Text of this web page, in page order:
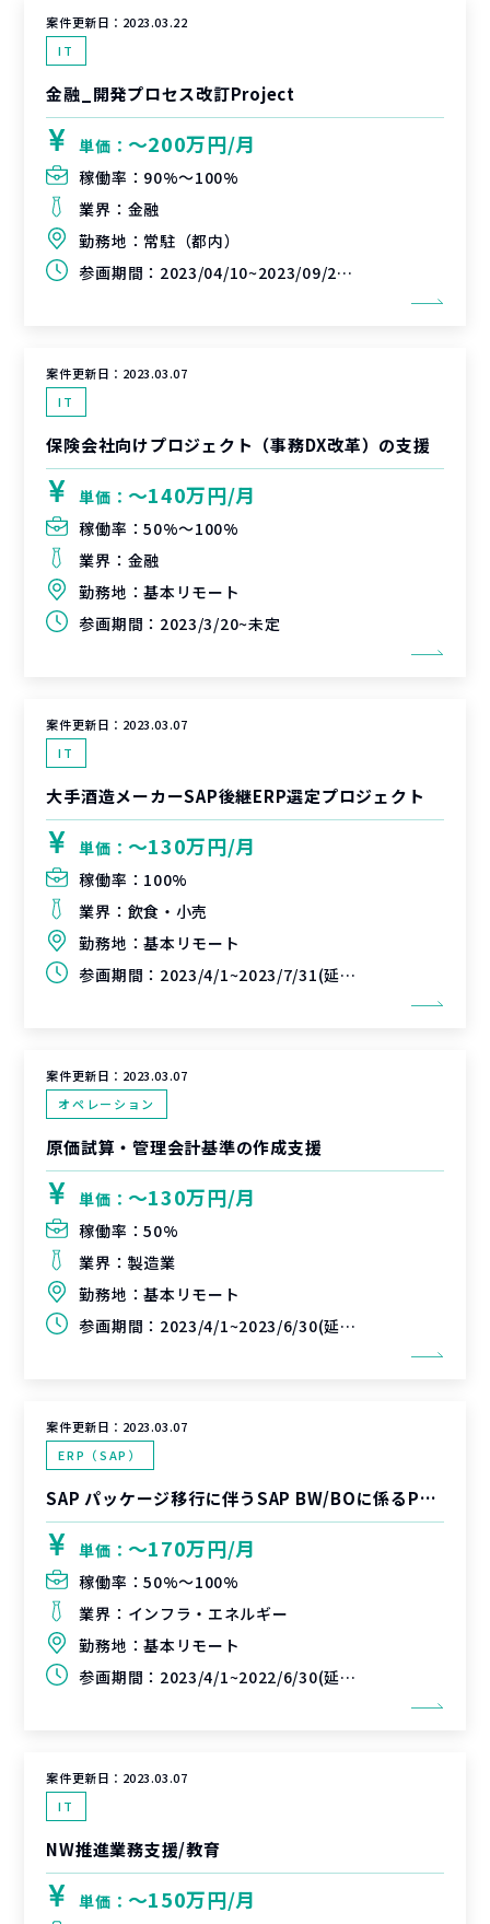
案件更新日： 2023.03.22
IT
金融_開発プロセス改訂Project
単価： 〜200万円/月
稼働率： 90%〜100%
業界： 金融
勤務地： 常駐（都内）
参画期間： 2023/04/10~2023/09/29(延長可能性あり)
案件更新日： 2023.03.07
IT
保険会社向けプロジェクト（事務DX改革）の支援
単価： 〜140万円/月
稼働率：50%〜100%
業界： 金融
勤務地：基本リモート
参画期間： 2023/3/20~未定
案件更新日： 2023.03.07
IT
大手酒造メーカーSAP後継ERP選定プロジェクト
単価： 〜130万円/月
稼働率： 100%
業界： 飲食・小売
勤務地：基本リモート
参画期間： 2023/4/1~2023/7/31(延長可能性あり)
案件更新日： 2023.03.07
オペレーション
原価試算・管理会計基準の作成支援
単価： 〜130万円/月
稼働率：50%
業界： 製造業
勤務地：基本リモート
参画期間： 2023/4/1~2023/6/30(延長可能性あり)
案件更新日： 2023.03.07
ERP（SAP）
SAP パッケージ移行に伴うSAP BW/BOに係るPMO
単価： 〜170万円/月
稼働率：50%〜100%
業界： インフラ・エネルギー
勤務地：基本リモート
参画期間： 2023/4/1~2022/6/30(延長可能性あり)
案件更新日： 2023.03.07
IT
NW推進業務支援/教育
単価： 〜150万円/月